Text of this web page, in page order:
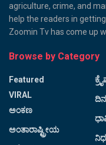
agriculture, crime, and
help the readers in
Zoomin Tv has come up
Browse by Category
Featured
VIRAL
ಅಂಕಣ
ಅಂತಾರಾಷ್ಟ್ರೀಯ